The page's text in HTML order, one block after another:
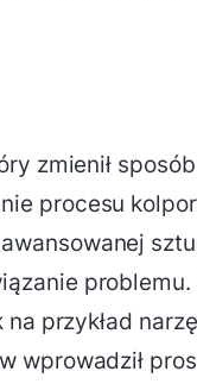
zmienił
procesu
przykład
wprowadził